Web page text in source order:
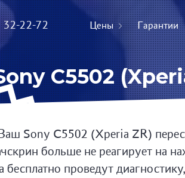
32-22-72 Цены Гарантии
C5502
Sony C5502 (Xperia ZR)
больше не реагирует на
бесплатно проведут